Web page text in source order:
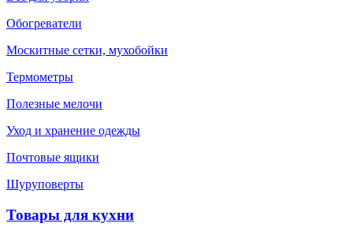
Обогреватели
Москитные сетки, мухобойки
Термометры
Полезные мелочи
Уход и хранение одежды
Почтовые ящики
Шуруповерты
Товары для кухни